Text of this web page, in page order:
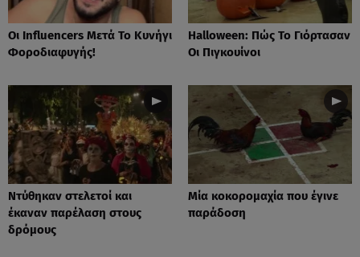
Οι Influencers Μετά Το Κυνήγι
Φοροδιαφυγής!
Ηalloween: Πώς Το Γιόρτασαν
Οι Πιγκουίνοι
Nτύθηκαν στελετοί και
έκαναν παρέλαση στους
δρόμους
Mία κοκορομαχία που έγινε
παράδοση